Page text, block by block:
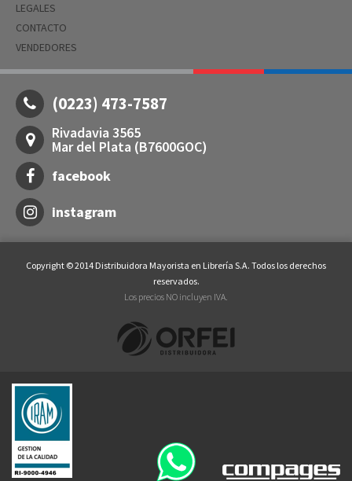
LEGALES
CONTACTO
VENDEDORES
(0223) 473-7587
Rivadavia 3565
Mar del Plata (B7600GOC)
facebook
instagram
Copyright © 2014 Distribuidora Mayorista en Librería S.A. Todos los derechos
reservados.
Los precios NO incluyen IVA.